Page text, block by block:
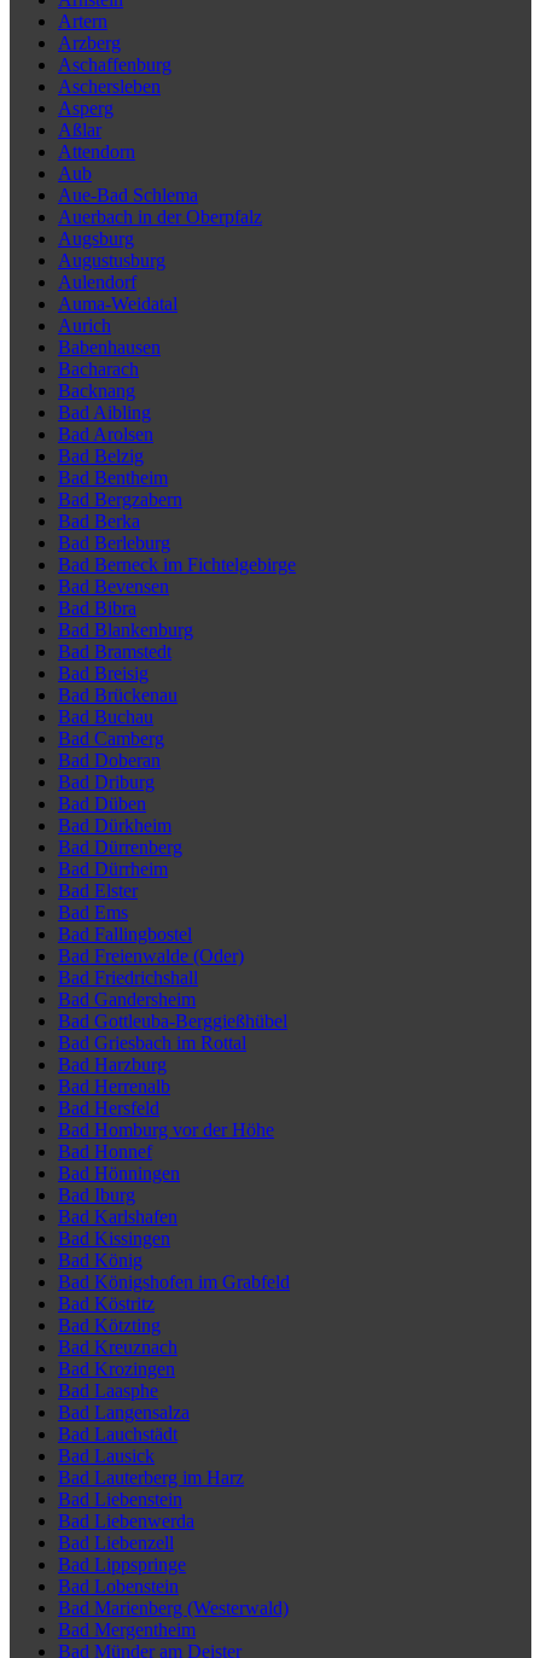
Artern
Arzberg
Aschaffenburg
Aschersleben
Asperg
Aßlar
Attendorn
Aub
Aue-Bad Schlema
Auerbach in der Oberpfalz
Augsburg
Augustusburg
Aulendorf
Auma-Weidatal
Aurich
Babenhausen
Bacharach
Backnang
Bad Aibling
Bad Arolsen
Bad Belzig
Bad Bentheim
Bad Bergzabern
Bad Berka
Bad Berleburg
Bad Berneck im Fichtelgebirge
Bad Bevensen
Bad Bibra
Bad Blankenburg
Bad Bramstedt
Bad Breisig
Bad Brückenau
Bad Buchau
Bad Camberg
Bad Doberan
Bad Driburg
Bad Düben
Bad Dürkheim
Bad Dürrenberg
Bad Dürrheim
Bad Elster
Bad Ems
Bad Fallingbostel
Bad Freienwalde (Oder)
Bad Friedrichshall
Bad Gandersheim
Bad Gottleuba-Berggießhübel
Bad Griesbach im Rottal
Bad Harzburg
Bad Herrenalb
Bad Hersfeld
Bad Homburg vor der Höhe
Bad Honnef
Bad Hönningen
Bad Iburg
Bad Karlshafen
Bad Kissingen
Bad König
Bad Königshofen im Grabfeld
Bad Köstritz
Bad Kötzting
Bad Kreuznach
Bad Krozingen
Bad Laasphe
Bad Langensalza
Bad Lauchstädt
Bad Lausick
Bad Lauterberg im Harz
Bad Liebenstein
Bad Liebenwerda
Bad Liebenzell
Bad Lippspringe
Bad Lobenstein
Bad Marienberg (Westerwald)
Bad Mergentheim
Bad Münder am Deister